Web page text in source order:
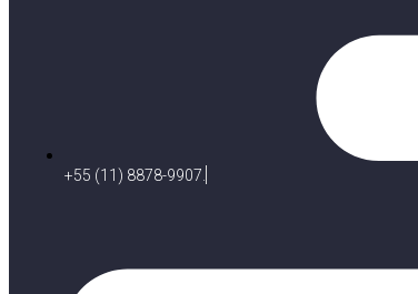
+55 (11) 8878-9907.